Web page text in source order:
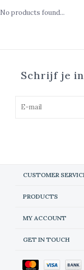
No products found...
Schrijf je
CUSTOMER
PRODUCTS
MY ACCOUNT
GET IN TOUCH